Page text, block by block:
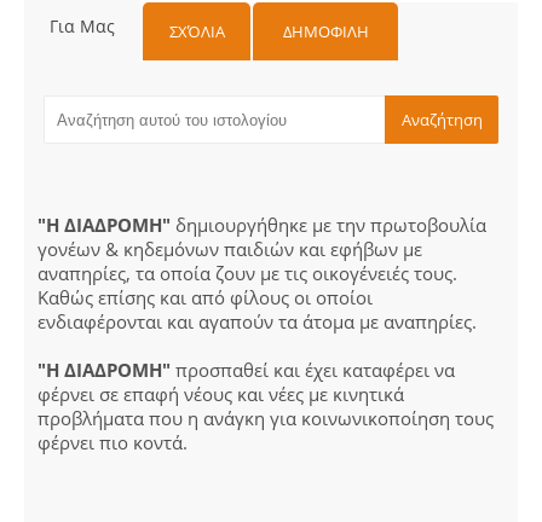
Για Μας ΣΧΌΛΙΑ ΔΗΜΟΦΙΛΗ
"Η ΔΙΑΔΡΟΜΗ" δημιουργήθηκε με την πρωτοβουλία
γονέων & κηδεμόνων παιδιών και εφήβων με
αναπηρίες, τα οποία ζουν με τις οικογένειές τους.
Καθώς επίσης και από φίλους οι οποίοι
ενδιαφέρονται και αγαπούν τα άτομα με αναπηρίες.
"Η ΔΙΑΔΡΟΜΗ" προσπαθεί και έχει καταφέρει να
φέρνει σε επαφή νέους και νέες με κινητικά
προβλήματα που η ανάγκη για κοινωνικοποίηση τους
φέρνει πιο κοντά.